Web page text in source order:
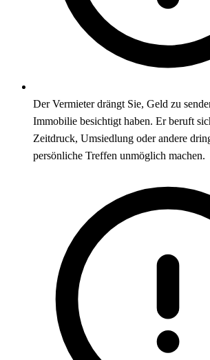
Der Vermieter drängt Sie, Geld zu
Immobilie besichtigt haben. Er beruft
Zeitdruck, Umsiedlung oder andere
persönliche Treffen unmöglich machen.